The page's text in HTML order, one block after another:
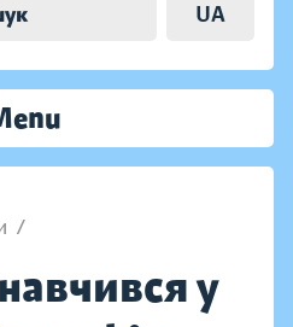
UA
/
у